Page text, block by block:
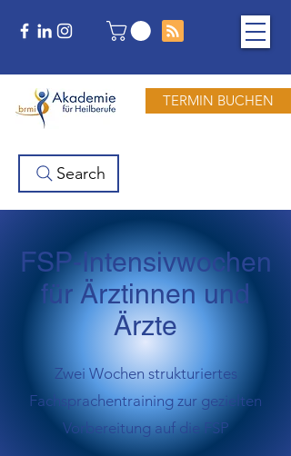
TERMIN BUCHEN
Search
FSP-Intensivwochen
für Ärztinnen und
Ärzte
Zwei Wochen strukturiertes
Fachsprachentraining zur gezielten
Vorbereitung auf die FSP